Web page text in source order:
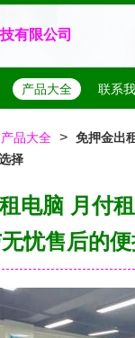
有限公司
产品大全 联系
产品大全 > 免押金出
择
电脑 月付
忧售后的